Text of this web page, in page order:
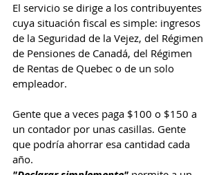
El servicio se dirige a los contribuyentes
cuya situación fiscal es simple: ingresos
de la Seguridad de la Vejez, del Régimen
de Pensiones de Canadá, del Régimen
de Rentas de Quebec o de un solo
empleador.
Gente que a veces paga $100 o $150 a
un contador por unas casillas. Gente
que podría ahorrar esa cantidad cada
año.